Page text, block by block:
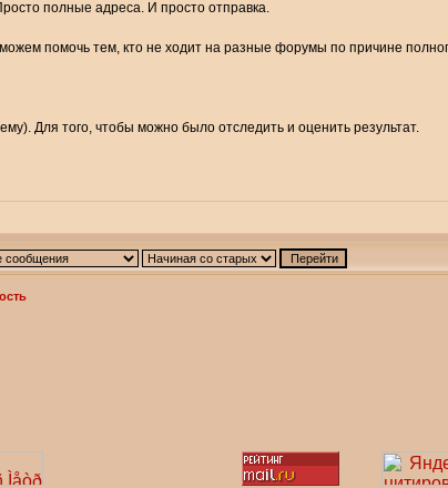
полные адреса. И просто отправка.
помочь тем, кто не ходит на разные форумы по причине
Для того, чтобы можно было отследить и оценить результат.